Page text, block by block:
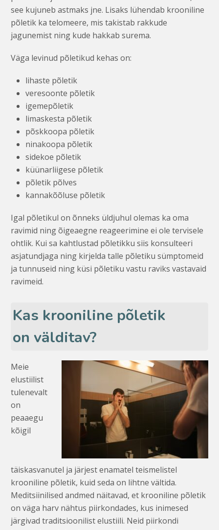
see kujuneb astmaks jne. Lisaks lühendab krooniline
põletik ka telomeere, mis takistab rakkude
jagunemist ning kude hakkab surema.
Väga levinud põletikud kehas on:
lihaste põletik
veresoonte põletik
igemepõletik
limaskesta põletik
põskkoopa põletik
ninakoopa põletik
sidekoe põletik
küünarliigese põletik
põletik põlves
kannakõõluse põletik
Igal põletikul on õnneks üldjuhul olemas ka oma
ravimid ning õigeaegne reageerimine ei ole tervisele
ohtlik. Kui sa kahtlustad põletikku siis konsulteeri
asjatundjaga ning kirjelda talle põletiku sümptomeid
ja tunnuseid ning küsi põletiku vastu raviks vastavaid
ravimeid.
Kas krooniline põletik
on välditav?
Meie
elustiilist
tulenevalt
on
peaaegu
kõigil
täiskasvanutel ja järjest enamatel teismelistel
krooniline põletik, kuid seda on lihtne vältida.
Meditsiinilised andmed näitavad, et krooniline põletik
on väga harv nähtus piirkondades, kus inimesed
järgivad traditsioonilist elustiili. Neid piirkondi